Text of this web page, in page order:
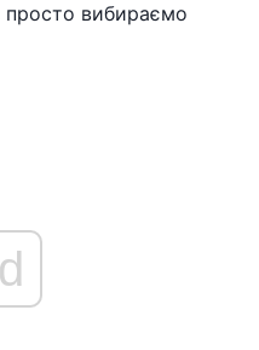
просто вибираємо